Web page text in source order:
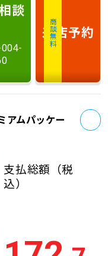
談
004-
商談無料
来店予約
アムパッケー
支払総額 （税
込）